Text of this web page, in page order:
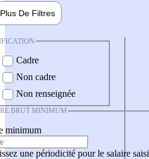
Plus De Filtres
Cadre
Non cadre
Non renseignée
BRUT MINIMUM
minimum
une périodicité pour le salaire saisi